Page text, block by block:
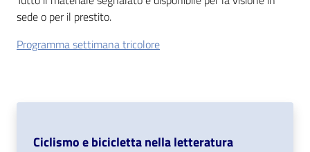
per
Seguici
sede o per il prestito.
Programma settimana tricolore
Ciclismo e bicicletta nella letteratura